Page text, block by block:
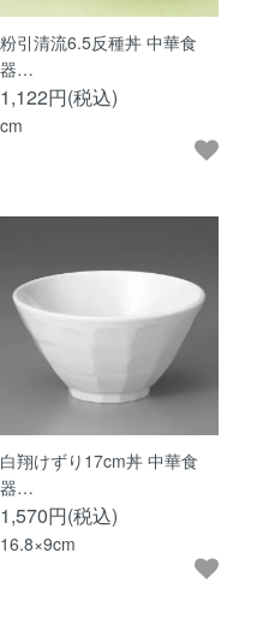
粉引清流6.5反種丼 中華食
器…
1,122円(税込)
cm
白翔けずり17cm丼 中華食
器…
1,570円(税込)
16.8×9cm